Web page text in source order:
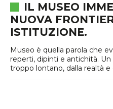
IL MUSEO
NUOVA
ISTITUZIONE.
Museo è quella parola che
reperti, dipinti e antichità.
troppo lontano, dalla realtà